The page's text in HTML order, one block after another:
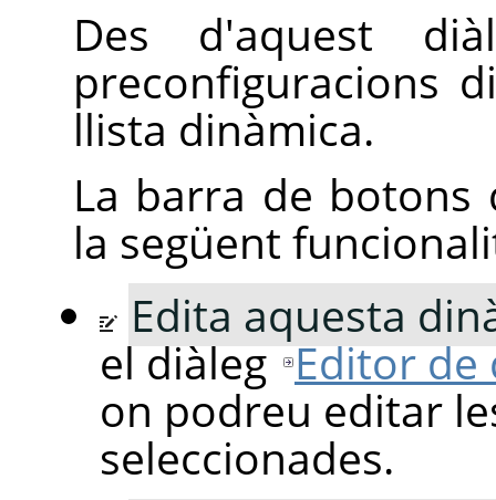
Des d'aquest
preconfiguracions
llista dinàmica.
La barra de
la següent
Edita aquesta
el diàleg Editor de
on podreu editar
seleccionades.